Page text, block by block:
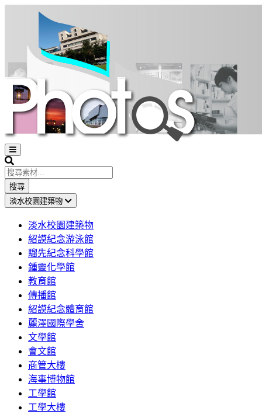
Open
sidebar
Search
搜尋
淡水校園建築物
淡水校園建築物
紹謨紀念游泳館
騮先紀念科學館
鍾靈化學館
教育館
傳播館
紹謨紀念體育館
麗澤國際學舍
文學館
會文館
商管大樓
海事博物館
工學館
工學大樓